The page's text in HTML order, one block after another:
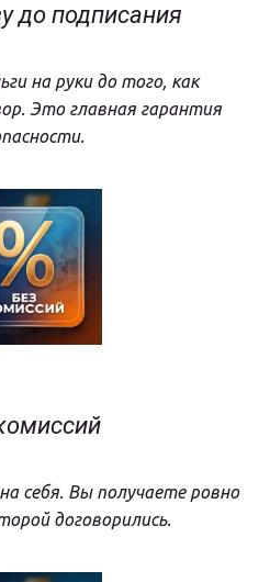
до подписания
на руки до того, как
Это главная гарантия
себя. Вы получаете ровно
договорились.